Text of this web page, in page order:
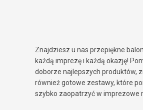
Znajdziesz u nas przepiękne
każdą imprezę i każdą okazję!
doborze najlepszych produktów,
również gotowe zestawy, które
szybko zaopatrzyć w imprezowe